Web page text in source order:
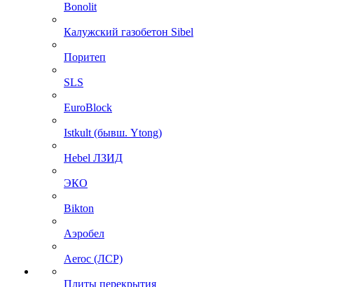
Bonolit
Калужский газобетон Sibel
Поритеп
SLS
EuroBlock
Istkult (бывш. Ytong)
Hebel ЛЗИД
ЭКО
Bikton
Аэробел
Aeroc (ЛСР)
Плиты перекрытия